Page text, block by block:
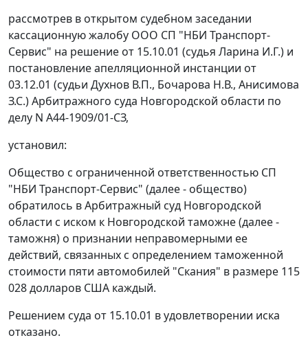
рассмотрев в открытом судебном заседании
кассационную жалобу ООО СП "НБИ Транспорт-
Сервис" на решение от 15.10.01 (судья Ларина И.Г.) и
постановление апелляционной инстанции от
03.12.01 (судьи Духнов В.П., Бочарова Н.В., Анисимова
З.С.) Арбитражного суда Новгородской области по
делу N А44-1909/01-СЗ,
установил:
Общество с ограниченной ответственностью СП
"НБИ Транспорт-Сервис" (далее - общество)
обратилось в Арбитражный суд Новгородской
области с иском к Новгородской таможне (далее -
таможня) о признании неправомерными ее
действий, связанных с определением таможенной
стоимости пяти автомобилей "Скания" в размере 115
028 долларов США каждый.
Решением суда от 15.10.01 в удовлетворении иска
отказано.